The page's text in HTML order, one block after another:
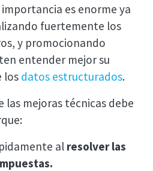
es enorme ya
fuertemente los
y promocionando
entender mejor su
los datos estructurados.
las mejoras técnicas debe
al resolver las